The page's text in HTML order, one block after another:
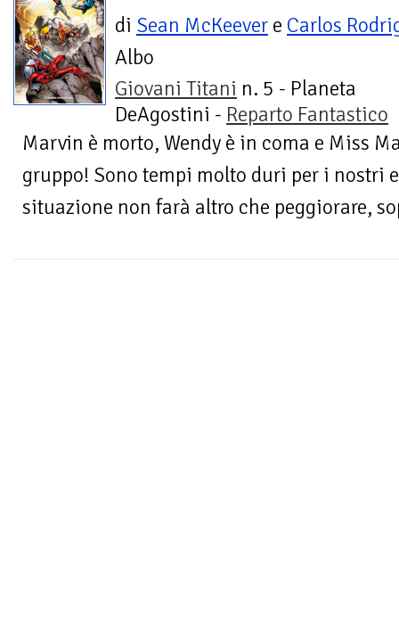
di Sean McKeever e Carlos
Albo
Giovani Titani n. 5 - Planeta
DeAgostini - Reparto Fantastico
Marvin è morto, Wendy è in coma e Miss
gruppo! Sono tempi molto duri per i nostri
situazione non farà altro che peggiorare,